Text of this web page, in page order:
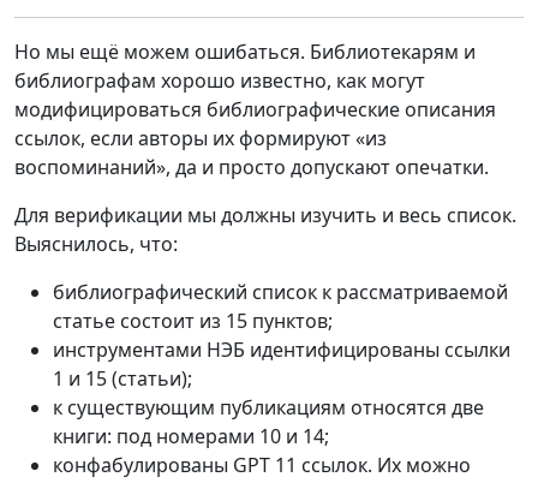
Но мы ещё можем ошибаться. Библиотекарям и
библиографам хорошо известно, как могут
модифицироваться библиографические описания
ссылок, если авторы их формируют «из
воспоминаний», да и просто допускают опечатки.
Для верификации мы должны изучить и весь список.
Выяснилось, что:
библиографический список к рассматриваемой
статье состоит из 15 пунктов;
инструментами НЭБ идентифицированы ссылки
1 и 15 (статьи);
к существующим публикациям относятся две
книги: под номерами 10 и 14;
конфабулированы GPT 11 ссылок. Их можно